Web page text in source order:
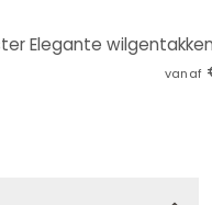
Elegante
vanaf